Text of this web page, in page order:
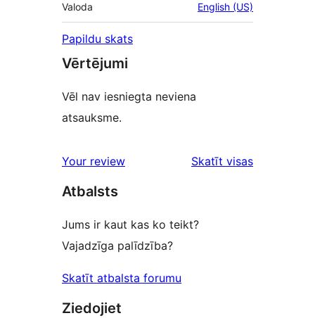
Valoda English (US)
Papildu skats
Vērtējumi
Vēl nav iesniegta neviena
atsauksme.
Your review Skatīt visasatsauksmes
Atbalsts
Jums ir kaut kas ko teikt?
Vajadzīga palīdzība?
Skatīt atbalsta forumu
Ziedojiet